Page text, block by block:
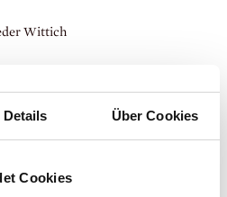
Details Über Cookies
Cookies
Wittich